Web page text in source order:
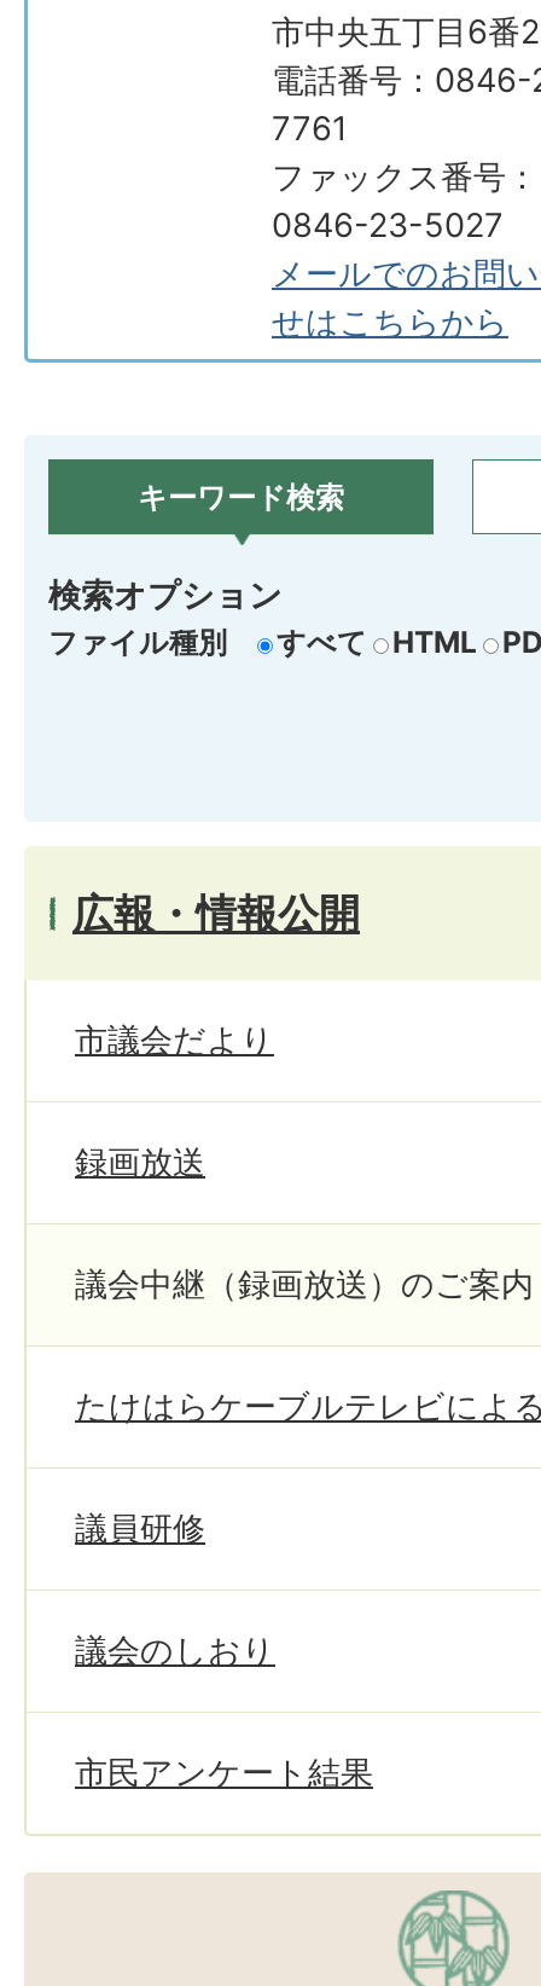
市中央五丁目6番
電話番号：
7761
ファックス番号：
0846-23-5027
メールでのお問
せはこちらから
キーワード検索
検索オプション
ファイル種別 すべて HTML
広報・情報公開
市議会だより
録画放送
議会中継（録画放送）のご案内
たけはらケーブルテレビによ
議員研修
議会のしおり
市民アンケート結果